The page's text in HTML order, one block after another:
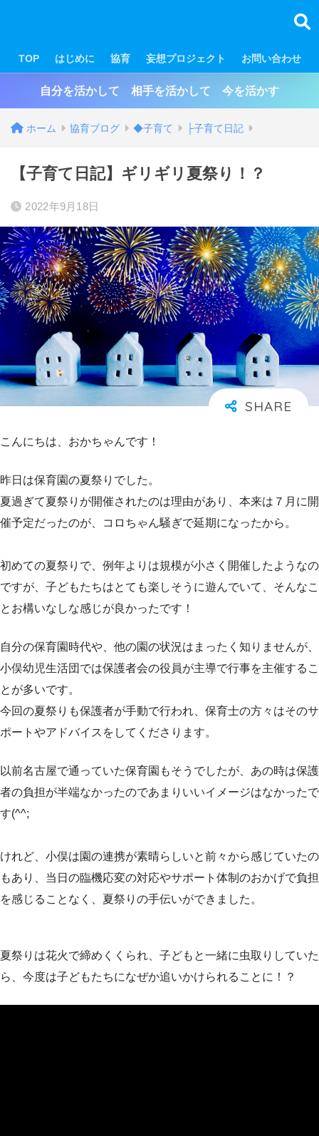
TOP はじめに 協育 妄想プロジェクト お問い合わせ
自分を活かして 相手を活かして 今を活かす
ホーム 協育ブログ ◆子育て ├子育て日記
【子育て日記】ギリギリ夏祭り！？
2022年9月18日
こんにちは、おかちゃんです！
昨日は保育園の夏祭りでした。
夏過ぎて夏祭りが開催されたのは理由があり、本来は７月に開
催予定だったのが、コロちゃん騒ぎで延期になったから。
初めての夏祭りで、例年よりは規模が小さく開催したようなの
ですが、子どもたちはとても楽しそうに遊んでいて、そんなこ
とお構いなしな感じが良かったです！
自分の保育園時代や、他の園の状況はまったく知りませんが、
小俣幼児生活団では保護者会の役員が主導で行事を主催するこ
とが多いです。
今回の夏祭りも保護者が手動で行われ、保育士の方々はそのサ
ポートやアドバイスをしてくださります。
以前名古屋で通っていた保育園もそうでしたが、あの時は保護
者の負担が半端なかったのであまりいいイメージはなかったで
す(^^;
けれど、小俣は園の連携が素晴らしいと前々から感じていたの
もあり、当日の臨機応変の対応やサポート体制のおかげで負担
を感じることなく、夏祭りの手伝いができました。
夏祭りは花火で締めくくられ、子どもと一緒に虫取りしていた
ら、今度は子どもたちになぜか追いかけられることに！？